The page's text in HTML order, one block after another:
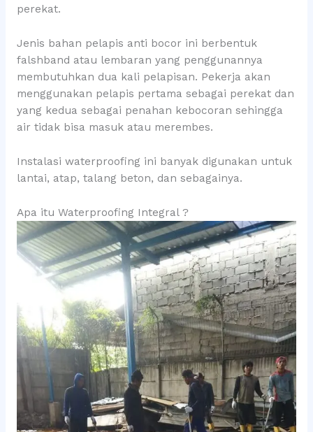
perekat.
Jenis bahan pelapis anti bocor ini berbentuk
falshband atau lembaran yang penggunannya
membutuhkan dua kali pelapisan. Pekerja akan
menggunakan pelapis pertama sebagai perekat dan
yang kedua sebagai penahan kebocoran sehingga
air tidak bisa masuk atau merembes.
Instalasi waterproofing ini banyak digunakan untuk
lantai, atap, talang beton, dan sebagainya.
Apa itu Waterproofing Integral ?